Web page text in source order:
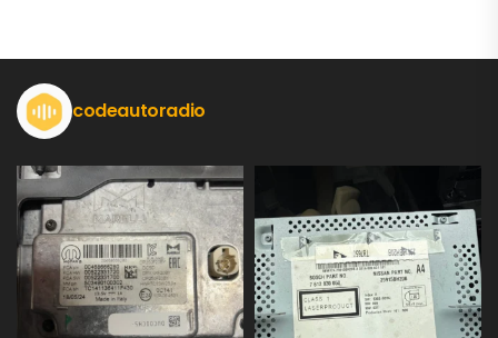
codeautoradio